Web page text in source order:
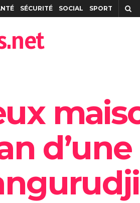
SÉCURITÉ SOCIAL SPORT
d’une